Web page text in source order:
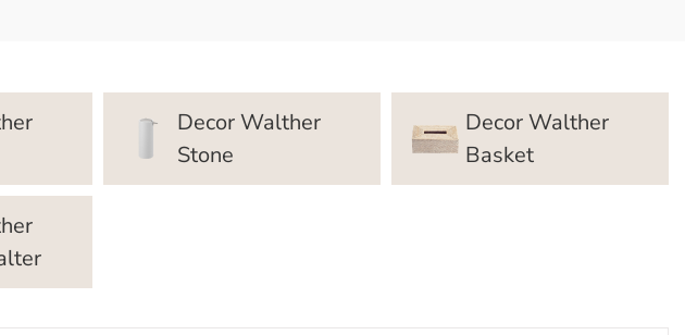
Decor Walther
Stone
Decor Walther
Basket